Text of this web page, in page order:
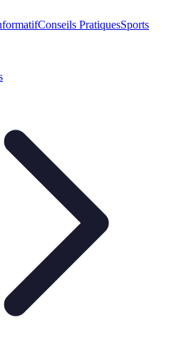
Conseils PratiquesSports